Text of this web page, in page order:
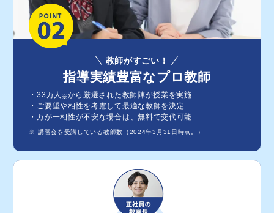
教師がすごい！
指導実績豊富なプロ教師
・33万⼈ ※ から厳選された教師陣が授業を実施
・ご要望や相性を考慮して最適な教師を決定
・万が⼀相性が不安な場合は、無料で交代可能
※ 講習会を受講している教師数（2024年3月31日時点。）